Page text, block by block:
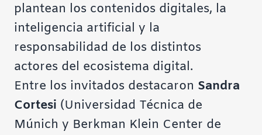
plantean los contenidos digitales, la
inteligencia artificial y la
responsabilidad de los distintos
actores del ecosistema digital.
Entre los invitados destacaron Sandra
Cortesi (Universidad Técnica de
Múnich y Berkman Klein Center de